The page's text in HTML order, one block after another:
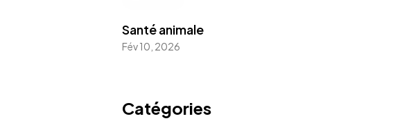
Santé animale
Fév 10, 2026
Catégories